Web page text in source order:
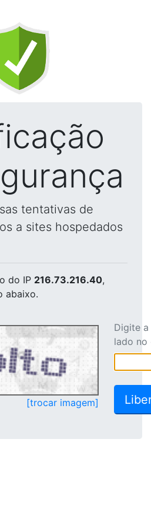
tentativas de
a sites hospedados
do IP 216.73.216.40,
abaixo.
[trocar imagem]
Digite
lado no